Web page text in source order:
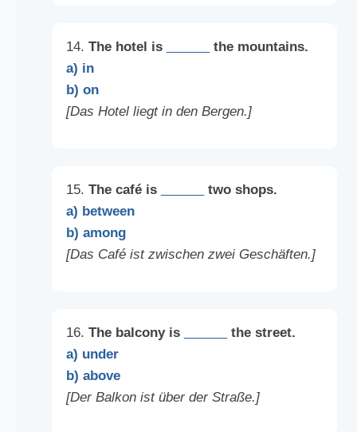
14. The hotel is
the mountains.
a) in
b) on
[Das Hotel liegt in den Bergen.]
15. The café is
two shops.
a) between
b) among
[Das Café ist zwischen zwei Geschäften.]
16. The balcony is
the street.
a) under
b) above
[Der Balkon ist über der Straße.]